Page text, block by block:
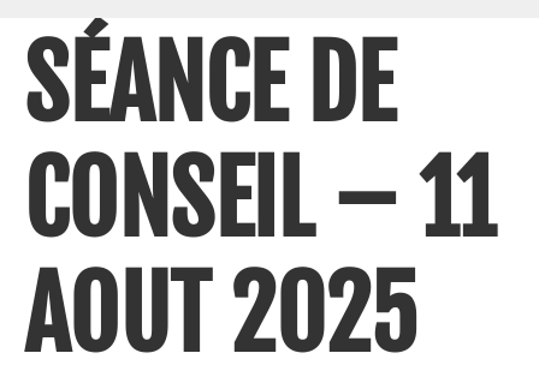
SÉANCE DE
CONSEIL – 11
AOUT 2025